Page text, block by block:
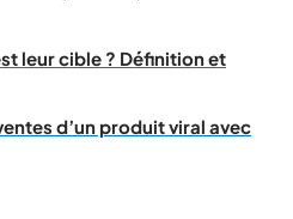
leur cible ? Définition et
d’un produit viral avec